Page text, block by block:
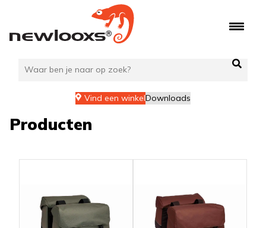
de
Vind een winkelDownloads
Producten